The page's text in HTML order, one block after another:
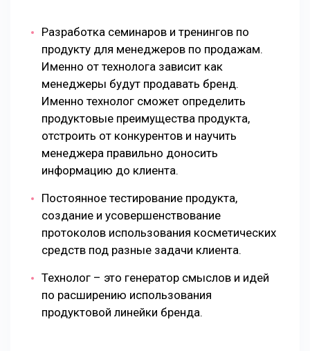
Разработка семинаров и тренингов по
продукту для менеджеров по продажам.
Именно от технолога зависит как
менеджеры будут продавать бренд.
Именно технолог сможет определить
продуктовые преимущества продукта,
отстроить от конкурентов и научить
менеджера правильно доносить
информацию до клиента.
Постоянное тестирование продукта,
создание и усовершенствование
протоколов использования косметических
средств под разные задачи клиента.
Технолог – это генератор смыслов и идей
по расширению использования
продуктовой линейки бренда.